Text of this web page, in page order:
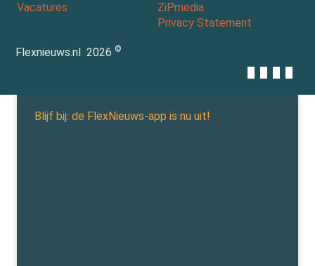
Vacatures
ZiPmedia
Privacy Statement
Flexnieuws.nl 2026 ©
Blijf bij: de FlexNieuws-app is nu uit!